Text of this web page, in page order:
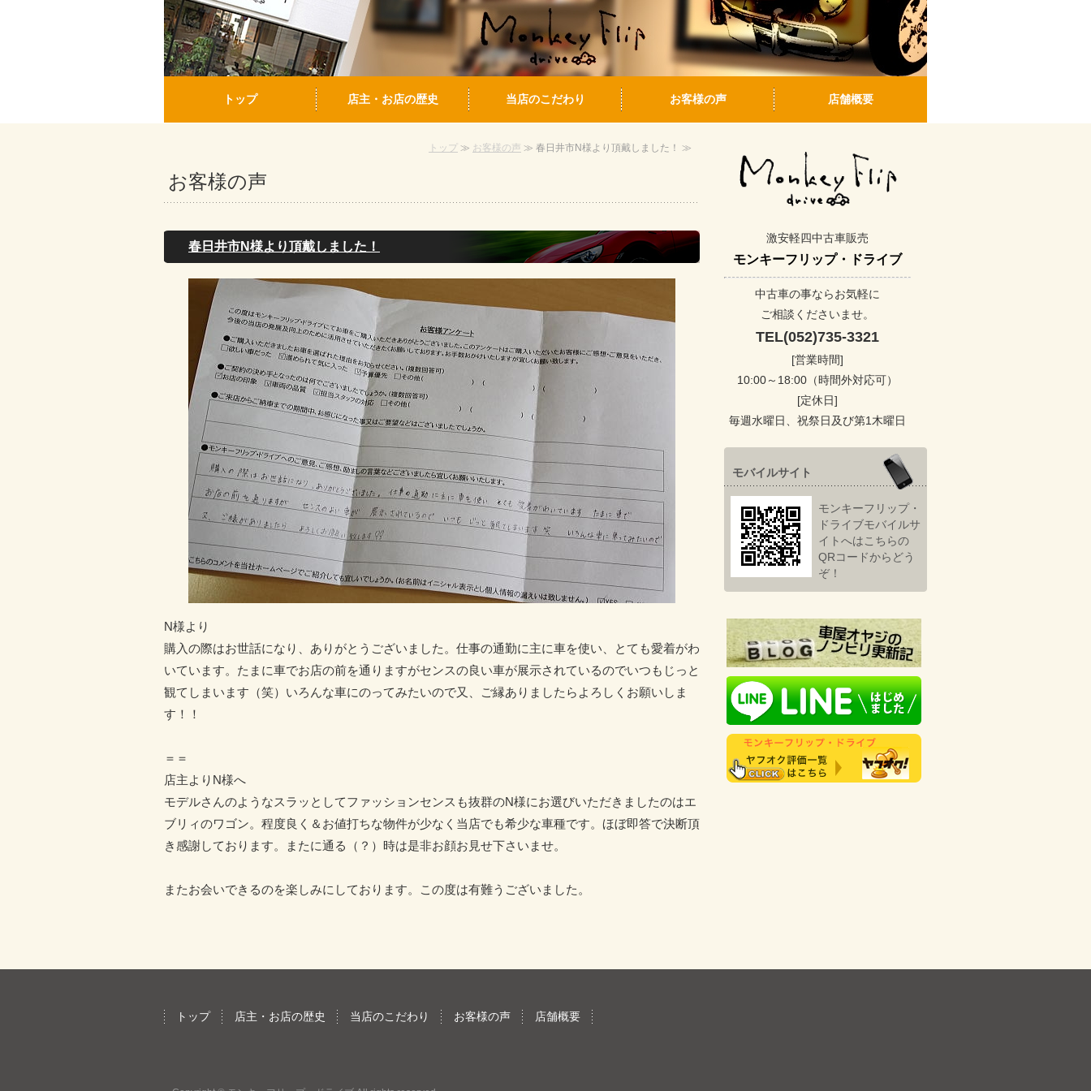
トップ 店主・お店の歴史 当店のこだわり お客様の声 店舗概要
トップ ≫ お客様の声 ≫ 春日井市N様より頂戴しました！ ≫
お客様の声
春日井市N様より頂戴しました！
N様より
購入の際はお世話になり、ありがとうございました。仕事の通勤に主に車を使い、とても愛着がわ
いています。たまに車でお店の前を通りますがセンスの良い車が展示されているのでいつもじっと
観てしまいます（笑）いろんな車にのってみたいので又、ご縁ありましたらよろしくお願いしま
す！！
＝＝
店主よりN様へ
モデルさんのようなスラッとしてファッションセンスも抜群のN様にお選びいただきましたのはエ
ブリィのワゴン。程度良く＆お値打ちな物件が少なく当店でも希少な車種です。ほぼ即答で決断頂
き感謝しております。またに通る（？）時は是非お顔お見せ下さいませ。
またお会いできるのを楽しみにしております。この度は有難うございました。
激安軽四中古車販売
モンキーフリップ・ドライブ
中古車の事ならお気軽に
ご相談くださいませ。
TEL(052)735-3321
[営業時間]
10:00～18:00（時間外対応可）
[定休日]
毎週水曜日、祝祭日及び第1木曜日
モバイルサイト
モンキーフリップ・
ドライブモバイルサ
イトへはこちらの
QRコードからどう
ぞ！
トップ 店主・お店の歴史 当店のこだわり お客様の声 店舗概要